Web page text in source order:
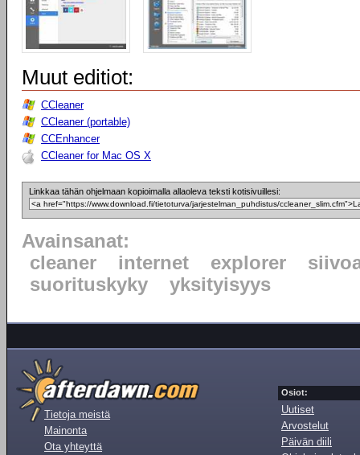
Muut editiot:
CCleaner
CCleaner (portable)
CCEnhancer
CCleaner for Mac OS X
Linkkaa tähän ohjelmaan kopioimalla allaoleva teksti kotisivuillesi:
Avainsanat:
cleaner
internet explorer
suorituskyky
yksityisyys
Tietoja meistä
Mainonta
Ota yhteyttä
Osiot:
Uutiset
Arvostelut
Päivän diili